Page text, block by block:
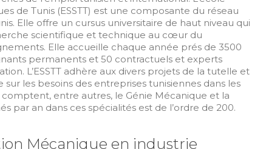
de Tunis (ESSTT) est une composante du réseau
Elle offre un cursus universitaire de haut niveau qui
scientifique et technique au cœur du
Elle accueille chaque année prés de 3500
permanents et 50 contractuels et experts
L’ESSTT adhère aux divers projets de la tutelle et
les besoins des entreprises tunisiennes dans les
entre autres, le Génie Mécanique et la
par an dans ces spécialités est de l’ordre de 200.
Mécanique en industrie